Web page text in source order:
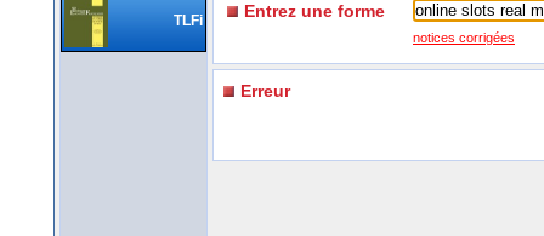
TLFi Entrez une forme
notices corrigées
Erreur